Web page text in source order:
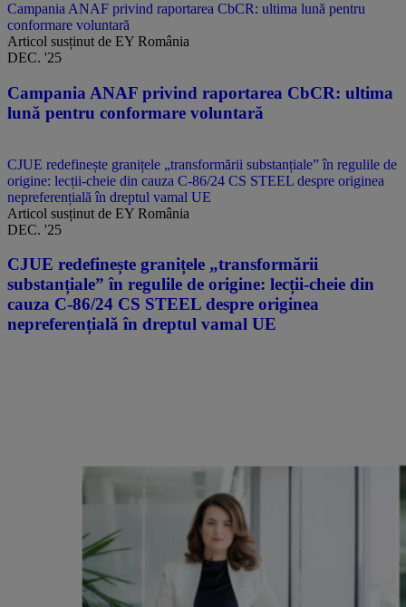
Campania ANAF privind raportarea CbCR: ultima lună pentru
conformare voluntară
Articol susținut de EY România
DEC. '25
Campania ANAF privind raportarea CbCR: ultima
lună pentru conformare voluntară
CJUE redefinește granițele „transformării substanțiale” în regulile de
origine: lecții-cheie din cauza C-86/24 CS STEEL despre originea
nepreferențială în dreptul vamal UE
Articol susținut de EY România
DEC. '25
CJUE redefinește granițele „transformării
substanțiale” în regulile de origine: lecții-cheie din
cauza C-86/24 CS STEEL despre originea
nepreferențială în dreptul vamal UE